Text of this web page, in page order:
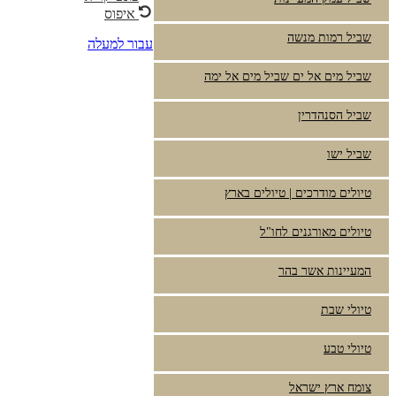
שביל רמות מנשה
שביל מים אל ים שביל מים אל ימה
שביל הסנהדרין
שביל ישו
טיולים מודרכים | טיולים בארץ
טיולים מאורגנים לחו"ל
המעיינות אשר בהר
טיולי שבת
טיולי טבע
צומח ארץ ישראל
איפוס
עבור למעלה